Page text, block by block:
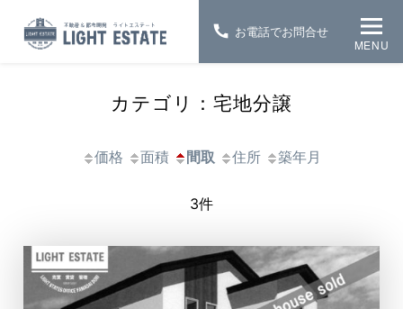
MENU
カテゴリ：宅地分譲
価格 面積 間取 住所 築年月
3件
お電話でお問合せ